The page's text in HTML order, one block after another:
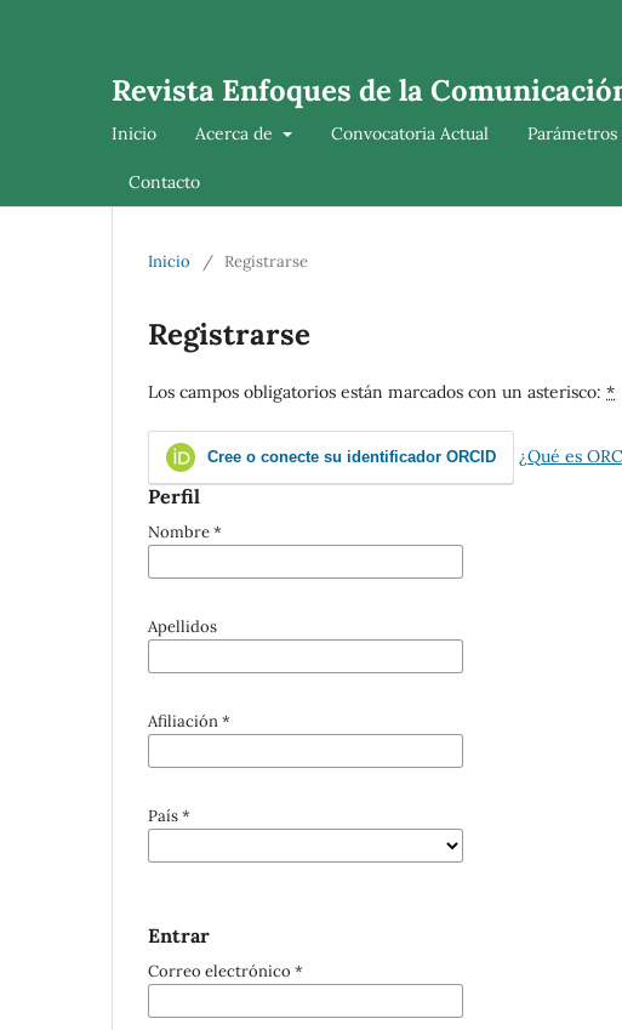
Revista Enfoques de la
Inicio Acerca de Convocatoria Actual
Contacto
Inicio / Registrarse
Registrarse
Los campos obligatorios están marcados con un asterisco: *
Cree o conecte su identificador ORCID ¿Qué es
Perfil
Nombre*
Apellidos
Afiliación*
País*
Entrar
Correo electrónico *